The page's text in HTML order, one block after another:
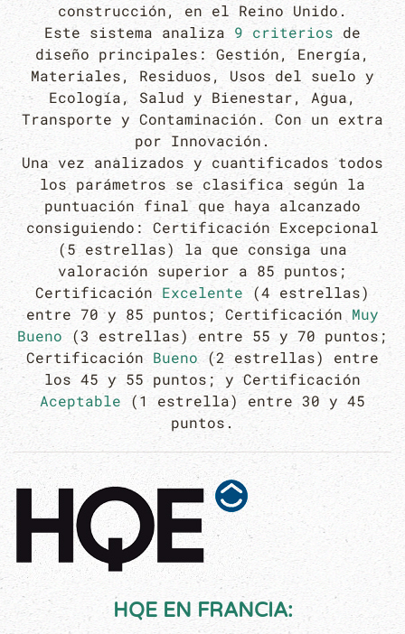
construcción, en el Reino Unido.
Este sistema analiza 9 criterios de
diseño principales: Gestión, Energía,
Materiales, Residuos, Usos del suelo y
Ecología, Salud y Bienestar, Agua,
Transporte y Contaminación. Con un extra
por Innovación.
Una vez analizados y cuantificados todos
los parámetros se clasifica según la
puntuación final que haya alcanzado
consiguiendo: Certificación Excepcional
(5 estrellas) la que consiga una
valoración superior a 85 puntos;
CertificaciónExcelente (4 estrellas)
entre 70 y 85 puntos; Certificación Muy
Bueno (3 estrellas) entre 55 y 70 puntos;
Certificación Bueno(2 estrellas) entre
los 45 y 55 puntos; y Certificación
Aceptable (1 estrella) entre 30 y 45
puntos.
HQEEN FRANCIA: